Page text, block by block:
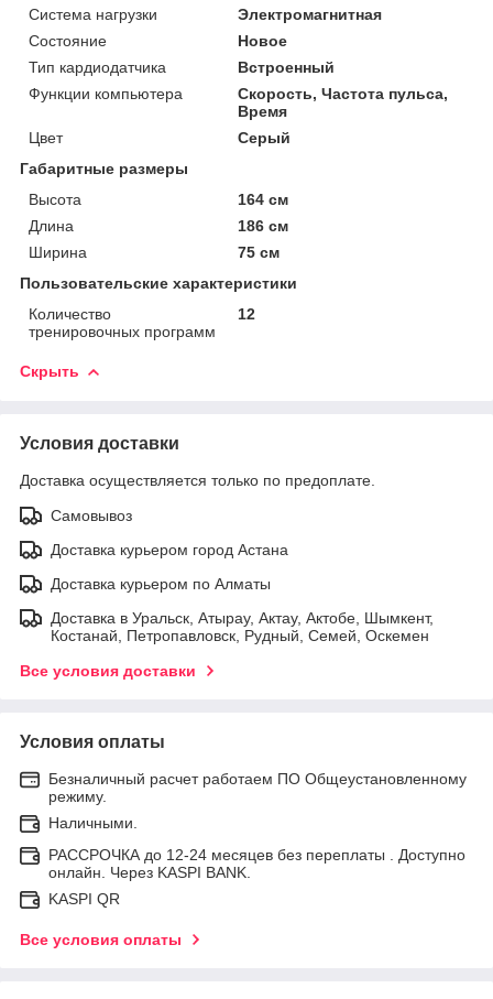
Система нагрузки
Электромагнитная
Состояние
Новое
Тип кардиодатчика
Встроенный
Функции компьютера
Скорость, Частота пульса,
Время
Цвет
Серый
Габаритные размеры
Высота
164 см
Длина
186 см
Ширина
75 см
Пользовательские характеристики
Количество
тренировочных программ
12
Скрыть
Условия доставки
Доставка осуществляется только по предоплате.
Самовывоз
Доставка курьером город Астана
Доставка курьером по Алматы
Доставка в Уральск, Атырау, Актау, Актобе, Шымкент,
Костанай, Петропавловск, Рудный, Семей, Оскемен
Все условия доставки
Условия оплаты
Безналичный расчет работаем ПО Общеустановленному
режиму.
Наличными.
РАССРОЧКА до 12-24 месяцев без переплаты . Доступно
онлайн. Через KASPI BANK.
KASPI QR
Все условия оплаты